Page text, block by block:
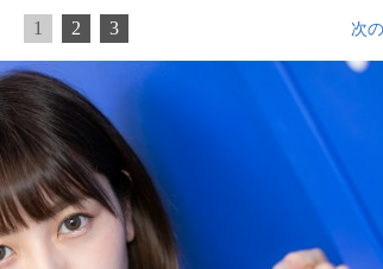
1 2 3 次